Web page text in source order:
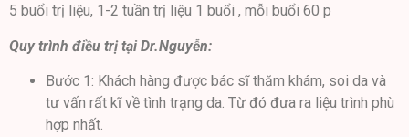
5 buổi trị liệu, 1-2 tuần trị liệu 1 buổi , mỗi buổi 60 p
Quy trình điều trị tại Dr.Nguyễn:
Bước 1: Khách hàng được bác sĩ thăm khám, soi da và
tư vấn rất kĩ về tình trạng da. Từ đó đưa ra liệu trình phù
hợp nhất.